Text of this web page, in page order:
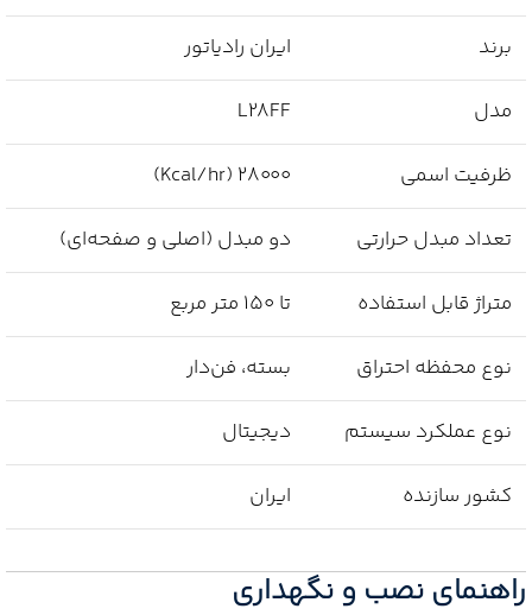
برند ایران رادیاتور
مدل L28FF
ظرفیت اسمی ۲۸۰۰۰ (Kcal/hr)
تعداد مبدل حرارتی دو مبدل (اصلی و صفحه‌ای)
متراژ قابل استفاده تا ۱۵۰ متر مربع
نوع محفظه احتراق بسته، فن‌دار
نوع عملکرد سیستم دیجیتال
کشور سازنده ایران
راهنمای نصب و نگهداری